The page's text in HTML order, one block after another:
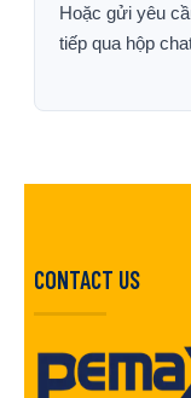
Hoặc gửi yêu
tiếp qua hộp
CONTACT US